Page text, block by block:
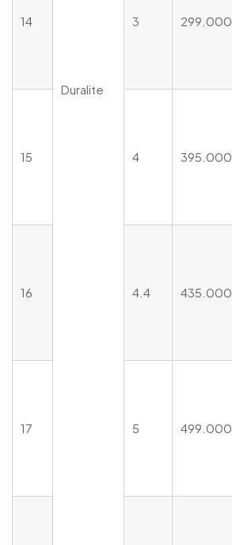
Duralite
14 3 299.000
15 4 395.000
16 4.4 435.000
17 5 499.000